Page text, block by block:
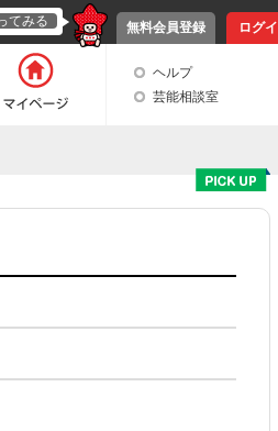
無料会員登録 ログ
てみる
ヘルプ
芸能相談室